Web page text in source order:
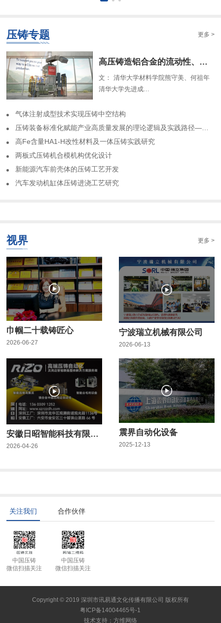
压铸专题 更多 >
​高压铸造铝合金的流动性、组织特征及解析模型（一）
文： 清华大学材料学院熊守美、何祖年
清华大学先进成...
气体注射成型技术实现压铸中空结构
​压铸装备标准化赋能产业高质量发展的理论逻辑及实践路径——基于力劲集团标准化实践历程的回顾
高Fe含量HA1-H改性材料及一体压铸实践研究
两板式压铸机合模机构优化设计
​新能源汽车前壳体的压铸工艺开发
​汽车发动机缸体压铸进浇工艺研究
视界 更多 >
巾帼二十载铸匠心
2026-06-27
宁波瑞立机械有限公司
2026-06-13
安徽日昭智能科技有限公司
2026-04-26
震界自动化设备
2025-12-13
关注我们 合作伙伴
中国压铸
微信扫描关注
中国压铸
微信扫描关注
Copyright © 2019 深圳市讯易通文化传播有限公司 版权所有
粤ICP备14004465号-1
技术支持： 方维网络